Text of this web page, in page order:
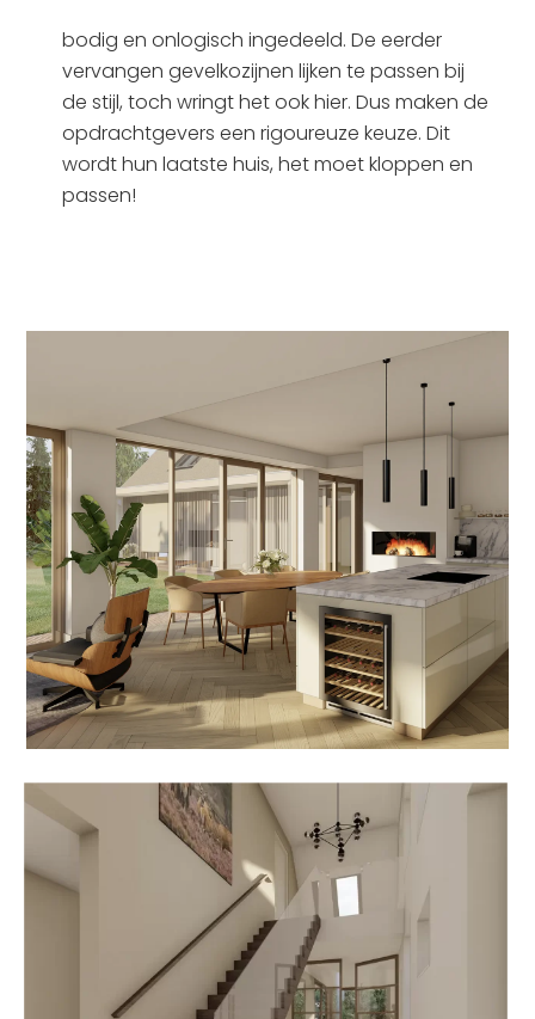
bodig en onlogisch ingedeeld. De eerder
vervangen gevelkozijnen lijken te passen bij
de stijl, toch wringt het ook hier. Dus maken de
opdrachtgevers een rigoureuze keuze. Dit
wordt hun laatste huis, het moet kloppen en
passen!